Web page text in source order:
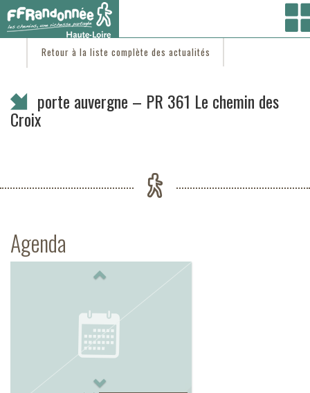
Vous êtes ici :Accueil/C'est d'actu
Retour à la liste complète des actualités
porte auvergne – PR 361 Le chemin des
Croix
Agenda